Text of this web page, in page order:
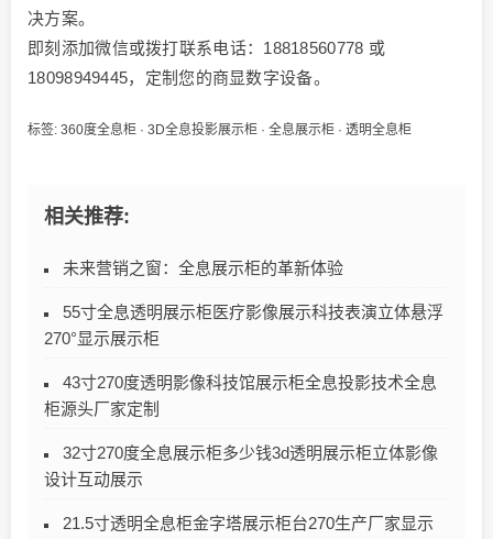
决方案。
即刻添加微信或拨打联系电话：18818560778 或
18098949445，定制您的商显数字设备。
标签: 360度全息柜 · 3D全息投影展示柜 · 全息展示柜 · 透明全息柜
相关推荐:
未来营销之窗：全息展示柜的革新体验
55寸全息透明展示柜医疗影像展示科技表演立体悬浮
270°显示展示柜
43寸270度透明影像科技馆展示柜全息投影技术全息
柜源头厂家定制
32寸270度全息展示柜多少钱3d透明展示柜立体影像
设计互动展示
21.5寸透明全息柜金字塔展示柜台270生产厂家显示